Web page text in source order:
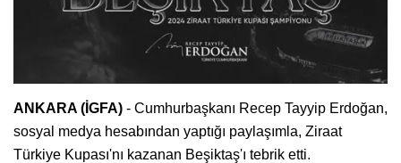
ANKARA (İGFA) - Cumhurbaşkanı Recep Tayyip Erdoğan,
sosyal medya hesabından yaptığı paylaşımla, Ziraat
Türkiye Kupası'nı kazanan Beşiktaş'ı tebrik etti.